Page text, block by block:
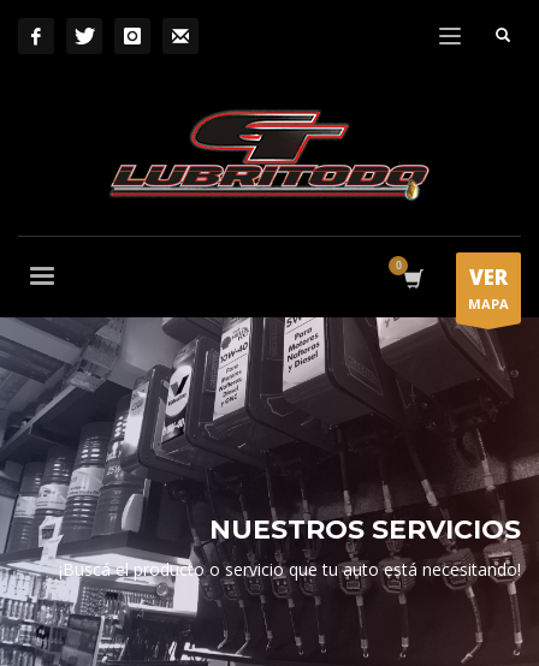
VER
MAPA
NUESTROS SERVICIOS
¡Buscá el producto o servicio que tu auto está necesitando!